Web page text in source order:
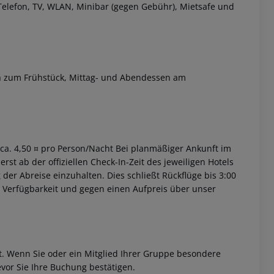
TV, WLAN, Minibar (gegen Gebühr), Mietsafe und
Frühstück, Mittag- und Abendessen am
4,50 ¤ pro Person/Nacht Bei planmäßiger Ankunft im
ab der offiziellen Check-In-Zeit des jeweiligen Hotels
Abreise einzuhalten. Dies schließt Rückflüge bis 3:00
Verfügbarkeit und gegen einen Aufpreis über unser
Sie oder ein Mitglied Ihrer Gruppe besondere
Sie Ihre Buchung bestätigen.